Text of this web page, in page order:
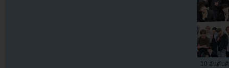
10 อันดับ